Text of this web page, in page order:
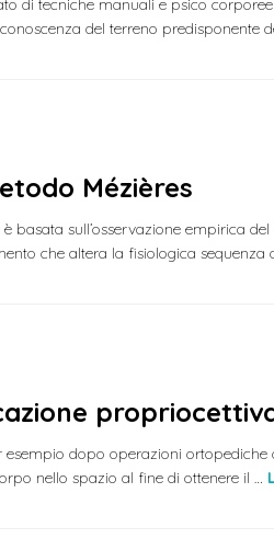
di tecniche manuali e psico
del terreno predisponente
Mézières
basata sull’osservazione empirica
che altera la fisiologica sequenza
dopo operazioni
nello spazio al fine di ottenere il …